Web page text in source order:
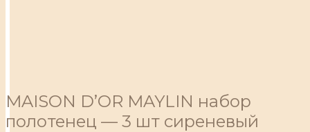
MAISON D’OR MAYLIN набор
полотенец — 3 шт сиреневый